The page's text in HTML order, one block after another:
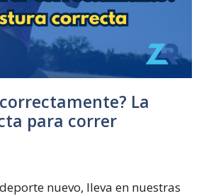
La
para correr
nuevo, lleva en nuestras